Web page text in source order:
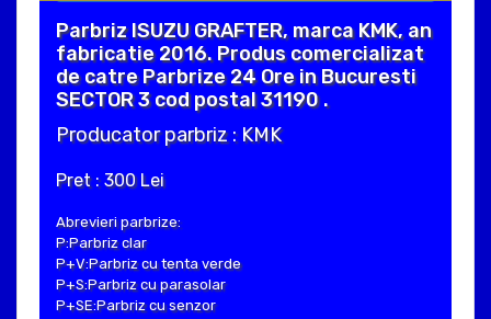
Parbriz ISUZU GRAFTER, marca KMK, an
fabricatie 2016. Produs comercializat
de catre Parbrize 24 Ore in Bucuresti
SECTOR 3 cod postal 31190 .
Producator parbriz : KMK
Pret : 300 Lei
Abrevieri parbrize:
P:Parbriz clar
P+V:Parbriz cu tenta verde
P+S:Parbriz cu parasolar
P+SE:Parbriz cu senzor